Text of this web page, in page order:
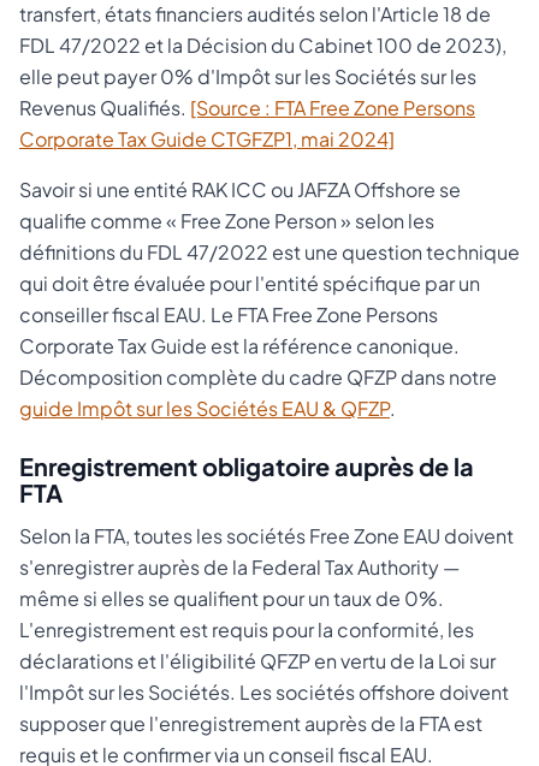
transfert, états financiers audités selon l'Article 18 de
FDL 47/2022 et la Décision du Cabinet 100 de 2023),
elle peut payer 0% d'Impôt sur les Sociétés sur les
Revenus Qualifiés. [Source : FTA Free Zone Persons
Corporate Tax Guide CTGFZP1, mai 2024]
Savoir si une entité RAK ICC ou JAFZA Offshore se
qualifie comme « Free Zone Person » selon les
définitions du FDL 47/2022 est une question technique
qui doit être évaluée pour l'entité spécifique par un
conseiller fiscal EAU. Le FTA Free Zone Persons
Corporate Tax Guide est la référence canonique.
Décomposition complète du cadre QFZP dans notre
guide Impôt sur les Sociétés EAU & QFZP.
Enregistrement obligatoire auprès de la
FTA
Selon la FTA, toutes les sociétés Free Zone EAU doivent
s'enregistrer auprès de la Federal Tax Authority —
même si elles se qualifient pour un taux de 0%.
L'enregistrement est requis pour la conformité, les
déclarations et l'éligibilité QFZP en vertu de la Loi sur
l'Impôt sur les Sociétés. Les sociétés offshore doivent
supposer que l'enregistrement auprès de la FTA est
requis et le confirmer via un conseil fiscal EAU.